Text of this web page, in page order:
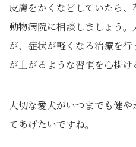
皮膚をかくなどしていたら
動物病院に相談しましょう
が、症状が軽くなる治療を
が上がるような習慣を心掛け
大切な愛犬がいつまでも健
てあげたいですね。